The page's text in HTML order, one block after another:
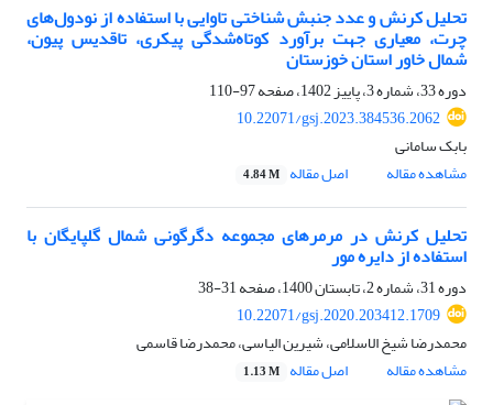
تحلیل کرنش و عدد جنبش شناختی تاوایی با استفاده از نودول‌های
چرت، معیاری جهت برآورد کوتاه‌شدگی پیکری، تاقدیس پیون،
شمال خاور استان خوزستان
دوره 33، شماره 3، پاییز 1402، صفحه
97-110
10.22071/gsj.2023.384536.2062
بابک سامانی
مشاهده مقاله
اصل مقاله 4.84 M
تحلیل کرنش در مرمرهای مجموعه دگرگونی شمال گلپایگان با
استفاده از دایره مور
دوره 31، شماره 2، تابستان 1400، صفحه
31-38
10.22071/gsj.2020.203412.1709
محمدرضا شیخ الاسلامی، شیرین الیاسی، محمدرضا قاسمی
مشاهده مقاله
اصل مقاله 1.13 M